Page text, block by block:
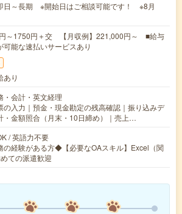
日～長期 ※開始日はご相談可能です！ ※8月
～1750円＋交 【月収例】221,000円～ ■給与
可能な速払いサービスあり
あり
・会計・英文経理
の入力｜預金・現金勘定の残高確認｜振り込みデ
・金額照合（月末・10日締め）｜売上…
/ 英語力不要
経験がある方◆【必要なOAスキル】Excel（関
ての派遣歓迎